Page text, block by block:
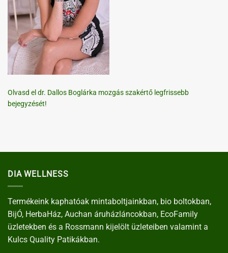
Olvasd el dr. Dallos Boglárka mozgás szakértő legfrissebb
bejegyzését!
DIA WELLNESS
Termékeink kaphatóak mintaboltjainkban, bio boltokban,
BijÓ, HerbaHáz, Auchan áruházláncokban, EcoFamily
üzletekben és a Rossmann kijelölt üzleteiben valamint a
Kulcs Quality Patikákban.